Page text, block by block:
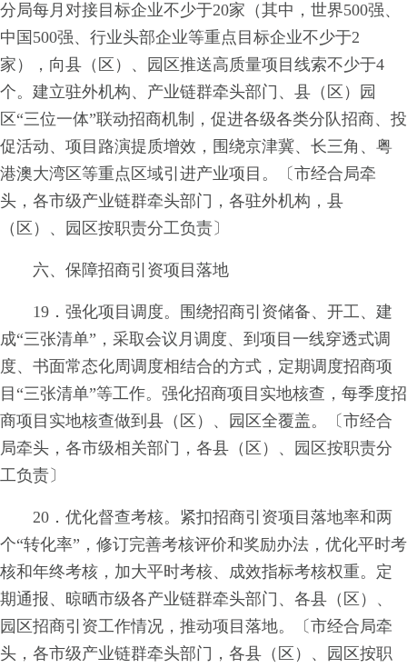
分局每月对接目标企业不少于20家（其中，世界500强、
中国500强、行业头部企业等重点目标企业不少于2
家），向县（区）、园区推送高质量项目线索不少于4
个。建立驻外机构、产业链群牵头部门、县（区）园
区“三位一体”联动招商机制，促进各级各类分队招商、投
促活动、项目路演提质增效，围绕京津冀、长三角、粤
港澳大湾区等重点区域引进产业项目。〔市经合局牵
头，各市级产业链群牵头部门，各驻外机构，县
（区）、园区按职责分工负责〕
六、保障招商引资项目落地
19．强化项目调度。围绕招商引资储备、开工、建
成“三张清单”，采取会议月调度、到项目一线穿透式调
度、书面常态化周调度相结合的方式，定期调度招商项
目“三张清单”等工作。强化招商项目实地核查，每季度招
商项目实地核查做到县（区）、园区全覆盖。〔市经合
局牵头，各市级相关部门，各县（区）、园区按职责分
工负责〕
20．优化督查考核。紧扣招商引资项目落地率和两
个“转化率”，修订完善考核评价和奖励办法，优化平时考
核和年终考核，加大平时考核、成效指标考核权重。定
期通报、晾晒市级各产业链群牵头部门、各县（区）、
园区招商引资工作情况，推动项目落地。〔市经合局牵
头，各市级产业链群牵头部门，各县（区）、园区按职